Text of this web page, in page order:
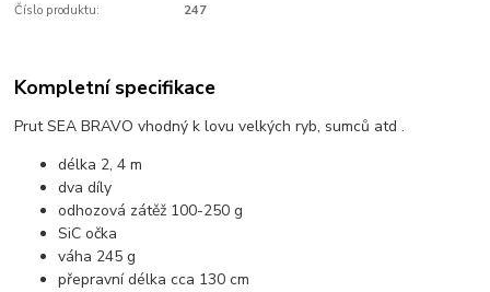
Číslo produktu: 247
Kompletní specifikace
Prut SEA BRAVO vhodný k lovu velkých ryb, sumců atd .
délka 2, 4 m
dva díly
odhozová zátěž 100-250 g
SiC očka
váha 245 g
přepravní délka cca 130 cm